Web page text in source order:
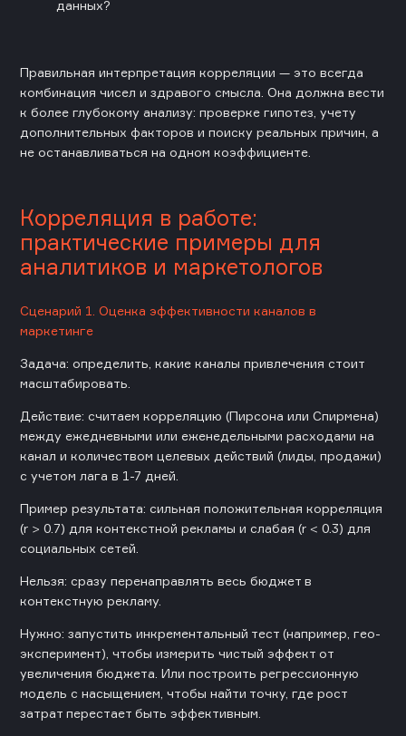
данных?
Правильная интерпретация корреляции — это всегда
комбинация чисел и здравого смысла. Она должна вести
к более глубокому анализу: проверке гипотез, учету
дополнительных факторов и поиску реальных причин, а
не останавливаться на одном коэффициенте.
Корреляция в работе:
практические примеры для
аналитиков и маркетологов
Сценарий 1. Оценка эффективности каналов в
маркетинге
Задача: определить, какие каналы привлечения стоит
масштабировать.
Действие: считаем корреляцию (Пирсона или Спирмена)
между ежедневными или еженедельными расходами на
канал и количеством целевых действий (лиды, продажи)
с учетом лага в 1-7 дней.
Пример результата: сильная положительная корреляция
(r > 0.7) для контекстной рекламы и слабая (r < 0.3) для
социальных сетей.
Нельзя: сразу перенаправлять весь бюджет в
контекстную рекламу.
Нужно: запустить инкрементальный тест (например, гео-
эксперимент), чтобы измерить чистый эффект от
увеличения бюджета. Или построить регрессионную
модель с насыщением, чтобы найти точку, где рост
затрат перестает быть эффективным.